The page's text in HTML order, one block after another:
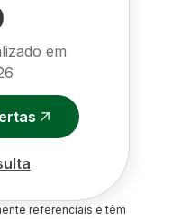
em
referenciais e têm